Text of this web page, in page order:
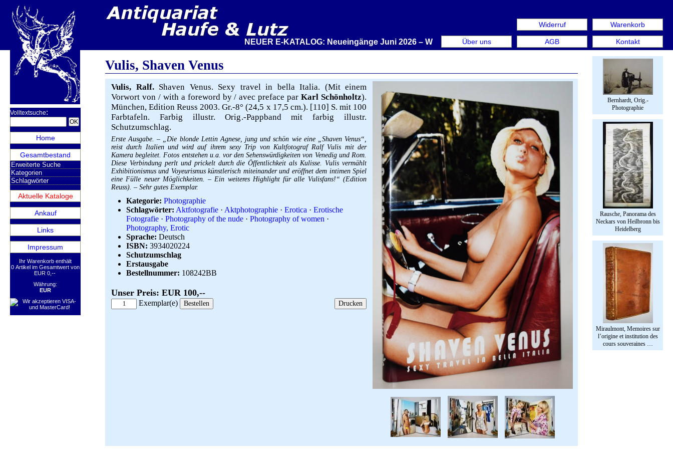
Warenkorb
Kontakt
Widerruf
AGB
Über uns
NEUER E-KATALOG: Neueingänge Juni 2026 – Wir stellen aus: Rare Book Week Berlin. Internationale Messe
Volltextsuche:
Home
Gesamtbestand
Erweiterte Suche
Kategorien
Schlagwörter
Aktuelle Kataloge
Ankauf
Links
Impressum
Ihr Warenkorb enthält
0 Artikel im Gesamtwert von
EUR 0,--
Währung:
EUR
Bernhardt, Orig.-
Photographie
Rausche, Panorama des
Neckars von Heilbronn bis
Heidelberg
Miraulmont, Memoires sur
l’origine et institution des
cours souveraines …
Vulis, Shaven Venus
Vulis, Ralf.Shaven Venus. Sexy travel in bella Italia. (Mit einem
Vorwort von / with a foreword by / avec preface parKarl Schönholtz).
München, Edition Reuss 2003. Gr.-8° (24,5 x 17,5 cm.). [110] S. mit 100
Farbtafeln. Farbig illustr. Orig.-Pappband mit farbig illustr.
Schutzumschlag.
Erste Ausgabe. – „Die blonde Lettin Agnese, jung und schön wie eine „Shaven Venus“,
reist durch Italien und wird auf ihrem sexy Trip von Kultfotograf Ralf Vulis mit der
Kamera begleitet. Fotos entstehen u.a. vor den Sehenswürdigkeiten von Venedig und Rom.
Diese Verbindung perlt und prickelt durch die Öffentlichkeit als Kulisse. Vulis vermählt
Exhibitionismus und Voyeurismus künstlerisch miteinander und eröffnet dem intimen Spiel
eine Fülle neuer Möglichkeiten. – Ein weiteres Highlight für alle Vulisfans!“ (Edition
Reuss). – Sehr gutes Exemplar.
Kategorie: Photographie
Schlagwörter: Aktfotografie · Aktphotographie · Erotica · Erotische
Fotografie · Photography of the nude · Photography of women ·
Photography, Erotic
Sprache: Deutsch
ISBN: 3934020224
Schutzumschlag
Erstausgabe
Bestellnummer: 108242BB
Unser Preis: EUR 100,--
Exemplar(e)